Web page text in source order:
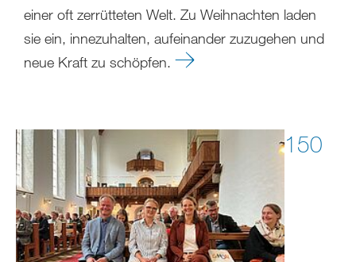
einer oft zerrütteten Welt. Zu Weihnachten laden
sie ein, innezuhalten, aufeinander zuzugehen und
neue Kraft zu schöpfen.
150